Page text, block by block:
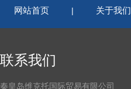
网站首页 | 关于我们
联系我们
秦皇岛维克托国际贸易有限公司